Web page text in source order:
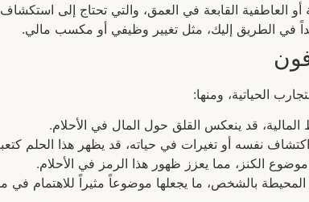
أو العاطفية القابعة في العمق، والتي تحتاج إلى
في الطريق إليك، مثل تغيير وظيفي أو مكسب مالي.
الحياتية، ومنها:
قد ينعكس القلق حول المال في الأحلام.
نفسه أو تغيرات في حياته، قد يظهر هذا الحلم
موضوع الكنز، مما يعزز ظهور هذا الرمز في الأحلام.
المحيطة بالشخص، ما يجعلها موضوعاً مثيراً للاهتمام في